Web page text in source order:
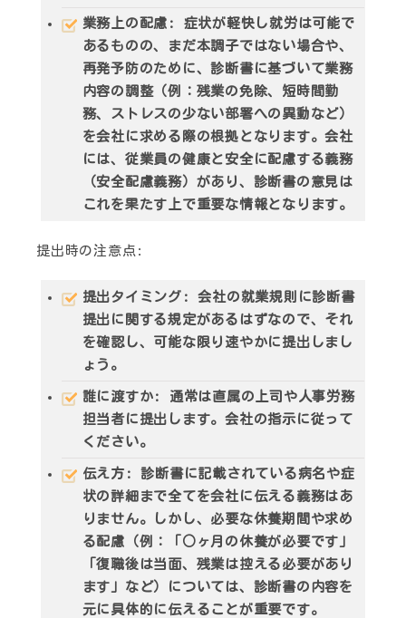
業務上の配慮 : 症状が軽快し就労は可能で
あるものの、まだ本調子ではない場合や、
再発予防のために、診断書に基づいて業務
内容の調整（例：残業の免除、短時間勤
務、ストレスの少ない部署への異動など）
を会社に求める際の根拠となります。会社
には、従業員の健康と安全に配慮する義務
（安全配慮義務）があり、診断書の意見は
これを果たす上で重要な情報となります。
提出時の注意点 :
提出タイミング : 会社の就業規則に診断書
提出に関する規定があるはずなので、それ
を確認し、可能な限り速やかに提出しまし
ょう。
誰に渡すか : 通常は直属の上司や人事労務
担当者に提出します。会社の指示に従って
ください。
伝え方 : 診断書に記載されている病名や症
状の詳細まで全てを会社に伝える義務はあ
りません。しかし、必要な休養期間や求め
る配慮（例：「○ヶ月の休養が必要です」
「復職後は当面、残業は控える必要があり
ます」など）については、診断書の内容を
元に具体的に伝えることが重要です。